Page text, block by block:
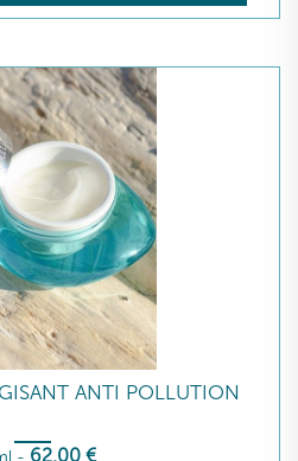
ANTI POLLUTION
- 62,00 €